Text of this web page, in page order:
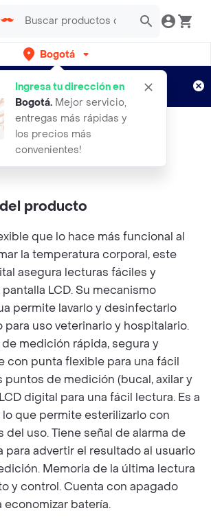
Bogotá
Ingresa tu dirección en
Bogotá. Mejor servicio,
entregas más rápidas y
los precios más
convenientes!
gratis por semanas
Aplican TyC
Digital Flex Ii Gmd
producto
que lo hace más funcional al
la temperatura corporal, este
asegura lecturas fáciles y
LCD. Su mecanismo
permite lavarlo y desinfectarlo
uso veterinario y hospitalario.
medición rápida, segura y
con punta flexible para una fácil
puntos de medición (bucal, axilar y
digital para una fácil lectura. Es a
que permite esterilizarlo con
uso. Tiene señal de alarma de
para advertir el resultado al usuario
. Memoria de la última lectura
y control. Cuenta con apagado
batería.